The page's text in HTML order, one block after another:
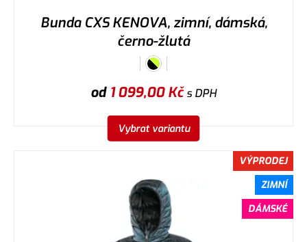
Bunda CXS KENOVA, zimní, dámská,
černo-žlutá
od 1 099,00Kčs DPH
Vybrat variantu
VÝPRODEJ
ZIMNÍ
DÁMSKÉ